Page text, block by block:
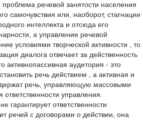
проблема речевой занятости населения
самочувствия или, наоборот, стагнации
интеллекта и отсюда его
а управление речевой
условиями творческой активности , то
диалога отвечает за действенность
активнопассивная аудитория - это
речь действием , а активная и
речь, управляющую массовыми
управления.
гарантирует ответственности
речей с договорами о действии, она